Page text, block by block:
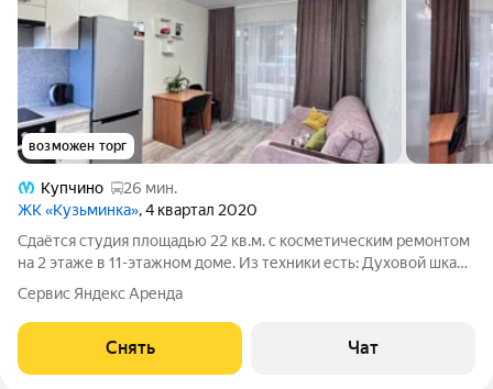
возможен торг
Купчино
26 мин.
ЖК «Кузьминка», 4 квартал 2020
Сдаётся студия площадью 22 кв.м. с косметическим ремонтом
на 2 этаже в 11-этажном доме. Из техники есть: Духовой шкаф
Стиральная машина Холодильник Микроволновка Дом -
монолитный, окна выходят во двор. В подъезде 2 лифта - 1
грузовой и 1
Сервис Яндекс Аренда
Снять Чат